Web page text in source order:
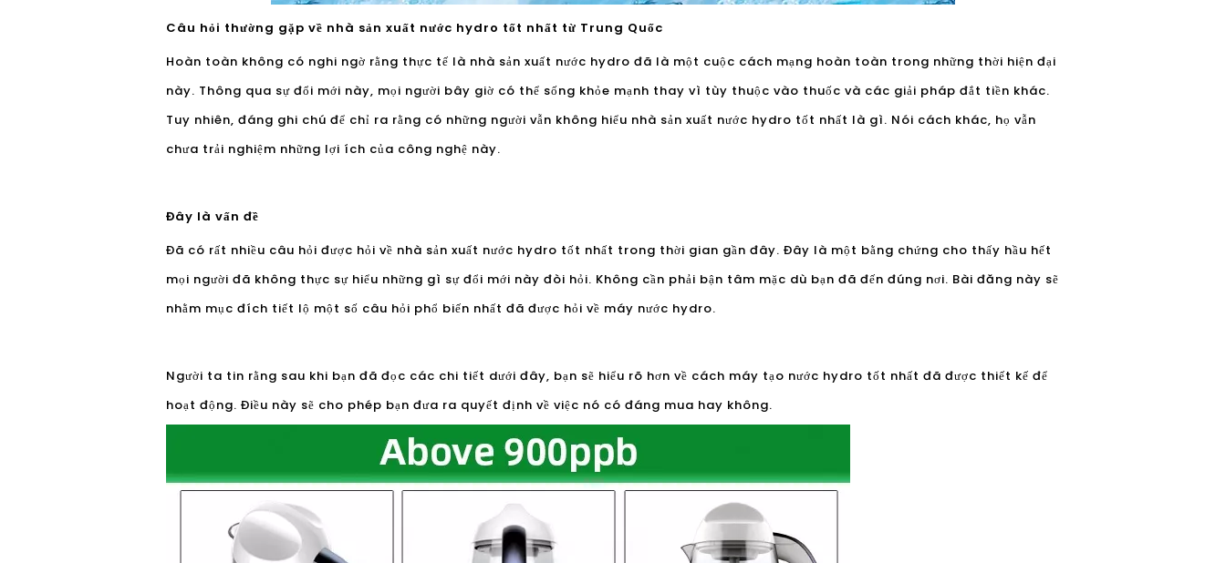
Câu hỏi thường gặp về nhà sản xuất nước hydro tốt nhất từ ​​Trung Quốc
Hoàn toàn không có nghi ngờ rằng thực tế là nhà sản xuất nước hydro đã là một cuộc cách mạng hoàn toàn trong những thời hiện đại
này. Thông qua sự đổi mới này, mọi người bây giờ có thể sống khỏe mạnh thay vì tùy thuộc vào thuốc và các giải pháp đắt tiền khác.
Tuy nhiên, đáng ghi chú để chỉ ra rằng có những người vẫn không hiểu nhà sản xuất nước hydro tốt nhất là gì. Nói cách khác, họ vẫn
chưa trải nghiệm những lợi ích của công nghệ này.
Đây là vấn đề
Đã có rất nhiều câu hỏi được hỏi về nhà sản xuất nước hydro tốt nhất trong thời gian gần đây. Đây là một bằng chứng cho thấy hầu hết
mọi người đã không thực sự hiểu những gì sự đổi mới này đòi hỏi. Không cần phải bận tâm mặc dù bạn đã đến đúng nơi. Bài đăng này sẽ
nhằm mục đích tiết lộ một số câu hỏi phổ biến nhất đã được hỏi về máy nước hydro.
Người ta tin rằng sau khi bạn đã đọc các chi tiết dưới đây, bạn sẽ hiểu rõ hơn về cách máy tạo nước hydro tốt nhất đã được thiết kế để
hoạt động. Điều này sẽ cho phép bạn đưa ra quyết định về việc nó có đáng mua hay không.